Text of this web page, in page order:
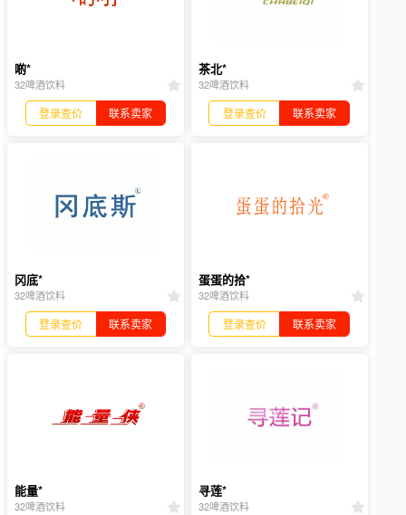
啲*
32啤酒饮料
登录查价 联系卖家
茶北*
32啤酒饮料
登录查价 联系卖家
冈底*
32啤酒饮料
登录查价 联系卖家
蛋蛋的拾*
32啤酒饮料
登录查价 联系卖家
能量*
32啤酒饮料
寻莲*
32啤酒饮料